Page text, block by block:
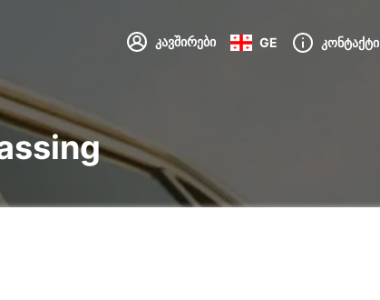
კავშირები GE კონტაქტი